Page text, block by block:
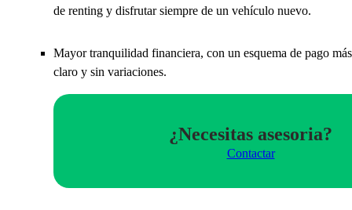
de renting y disfrutar siempre de un vehículo nuevo.
Mayor tranquilidad financiera, con un esquema de pago más
claro y sin variaciones.
¿Necesitas asesoria?
Contactar